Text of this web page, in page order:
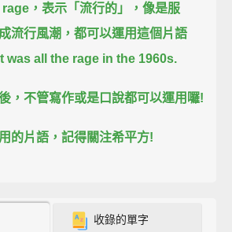
rage，表示「流行的」，像是服
流行風潮，都可以運用這個片語
was all the rage in the 1960s.
，不管寫作或是口說都可以運用囉!
的片語，記得關注希平方!
收錄的單字